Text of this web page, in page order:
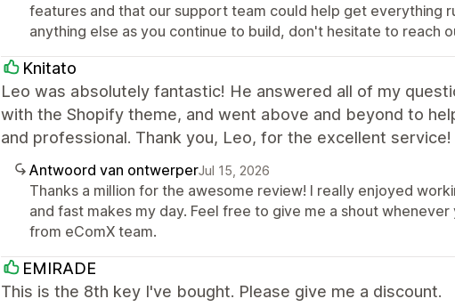
features and that our support team could help get everything
anything else as you continue to build, don't hesitate to reach
Knitato
Leo was absolutely fantastic! He answered all of my
with the Shopify theme, and went above and beyond to
and professional. Thank you, Leo, for the excellent service!
Antwoord van ontwerperJul 15, 2026
Thanks a million for the awesome review! I really enjoyed
and fast makes my day. Feel free to give me a shout
from eComX team.
EMIRADE
This is the 8th key I've bought. Please give me a discount.